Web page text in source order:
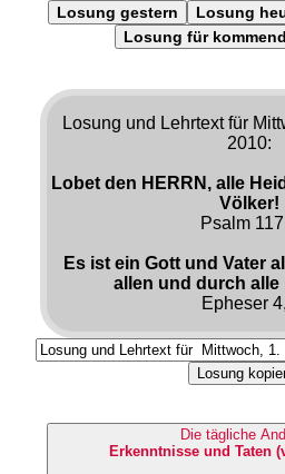
Losung gestern Losung
Losung für
Losung und Lehrtext für
2010:
Lobet den HERRN, alle
Völker!
Psalm
Es ist ein Gott und Vater
allen und durch alle
Epheser
Losung
Die tägliche
Erkenntnisse und Taten